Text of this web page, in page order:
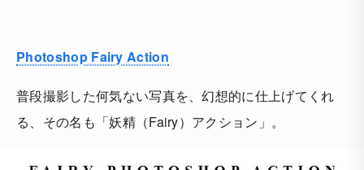
Photoshop Fairy Action
普段撮影した何気ない写真を、幻想的に仕上げてくれ
る、その名も「妖精（Fairy）アクション」。